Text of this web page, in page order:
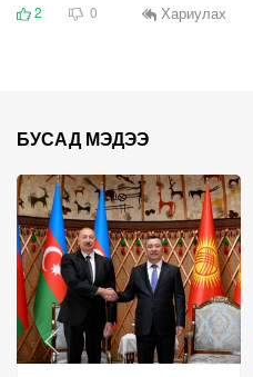
2 0 Хариулах
БУСАД МЭДЭЭ